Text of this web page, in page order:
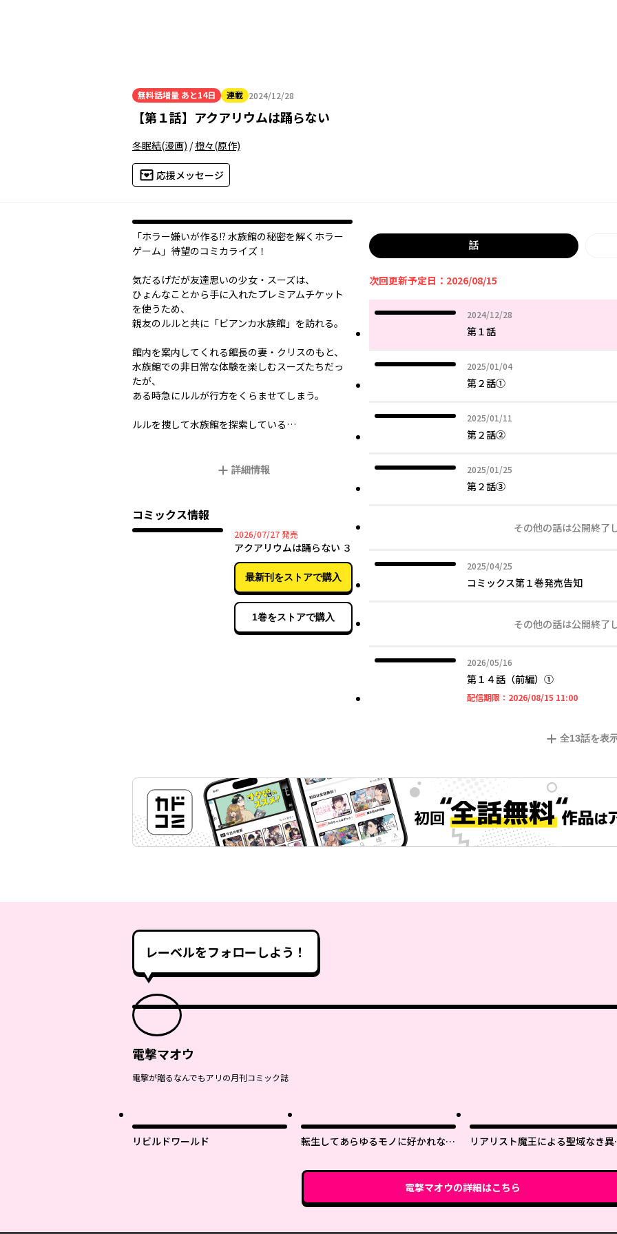
無料話増量 あと14日 連載 2024/12/28
2024年12月28日
【第１話】 アクアリウムは踊らない
冬眠結(漫画) /橙々(原作)
応援メッセージ
「ホラー嫌いが作る!? 水族館の秘密を解くホラー
ゲーム」待望のコミカライズ！
気だるげだが友達思いの少女・スーズは、
ひょんなことから手に入れたプレミアムチケット
を使うため、
親友のルルと共に「ビアンカ水族館」を訪れる。
館内を案内してくれる館長の妻・クリスのもと、
水族館での非日常な体験を楽しむスーズたちだっ
たが、
ある時急にルルが行方をくらませてしまう。
ルルを捜して水族館を探索している…
詳細情報
コミックス情報
2026/07/272026年07月27日
発売
アクアリウムは踊らない ３
最新刊をストアで購入
1巻をストアで購入
話
次回更新予定日：2026/08/15
2024/12/28
2024年12月28日
第１話
2025/01/04
2025年01月04日
第２話①
2025/01/11
2025年01月11日
第２話②
2025/01/25
2025年01月25日
第２話③
その他の話は公開終了
2025/04/25
2025年04月25日
コミックス第１巻発売告知
その他の話は公開終了
2026/05/16
2026年05月16日
第１４話（前編）①
配信期限： 2026/08/15 11:002026年08
全13話を表
レーベルをフォローしよう！
電撃マオウ
電撃が贈るなんでもアリの月刊コミック誌
リビルドワールド
転生してあらゆるモノに好かれなが
く
リアリスト魔王による聖域なき異
電撃マオウの詳細はこちら